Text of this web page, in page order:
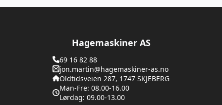
Hagemaskiner AS
69 16 82 88
jon.martin@hagemaskiner-as.no
Oldtidsveien 287, 1747 SKJEBERG
Man-Fre: 08.00-16.00
Lørdag: 09.00-13.00